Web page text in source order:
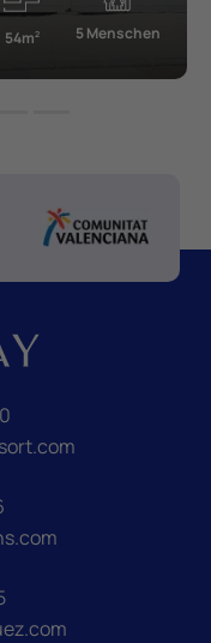
54m 2 5 Menschen